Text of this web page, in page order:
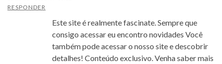
RESPONDER
Este site é realmente fascinate. Sempre que
consigo acessar eu encontro novidades Você
também pode acessar o nosso site e descobrir
detalhes! Conteúdo exclusivo. Venha saber mais